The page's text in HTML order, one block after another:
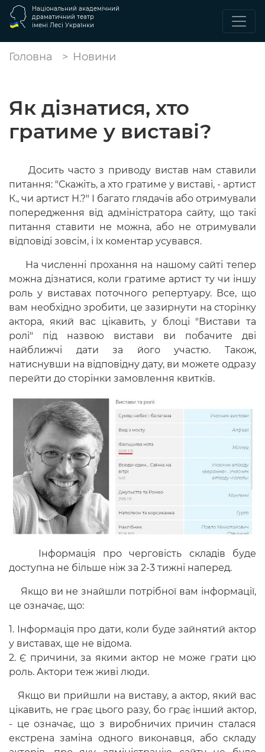
Національний академічний
драматичний театр
імені Лесі Українки
Головна Новини
Як дізнатися, хто
гратиме у виставі?
Досить часто з приводу вистав нам ставили
питання: "Скажіть, а хто гратиме у виставі, - артист
К., чи артист Н.?" І багато глядачів або отримували
попередження від адміністратора сайту, що такі
питання ставити не можна, або не отримували
відповіді зовсім, і їх коментар усувався.
На численні прохання на нашому сайті тепер
можна дізнатися, коли гратиме артист ту чи іншу
роль у виставах поточного репертуару. Все, що
вам необхідно зробити, це зазирнути на сторінку
актора, який вас цікавить, у блоці "Вистави та
ролі" під назвою вистави ви побачите дві
найближчі дати за його участю. Також,
натиснувши на відповідну дату, ви можете одразу
перейти до сторінки замовлення квитків.
Інформація про черговість складів буде
доступна не більше ніж за 2-3 тижні наперед.
Якщо ви не знайшли потрібної вам інформації,
це означає, що:
1. Інформація про дати, коли буде зайнятий актор
у виставах, ще не відома.
2. Є причини, за якими актор не може грати цю
роль. Актори теж живі люди.
Якщо ви прийшли на виставу, а актор, який вас
цікавить, не грає цього разу, бо грає інший актор,
- це означає, що з виробничих причин сталася
екстрена заміна одного виконавця, або складу